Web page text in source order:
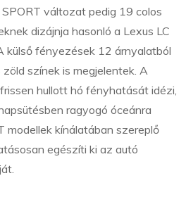
változat pedig 19 colos
dizájnja hasonló a Lexus LC
külső fényezések 12 árnyalatból
színek is megjelentek. A
hullott hó fényhatását idézi,
ragyogó óceánra
modellek kínálatában szereplő
egészíti ki az autó